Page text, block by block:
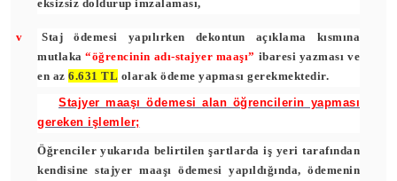
eksizsiz doldurup imzalaması,
v
Staj ödemesi yapılırken dekontun açıklama kısmına
mutlaka“öğrencinin adı-stajyer maaşı” ibaresi yazması ve
en az 6.631 TL olarak ödeme yapması gerekmektedir.
Stajyer maaşı ödemesi alan öğrencilerin yapması
gereken işlemler;
Öğrenciler yukarıda belirtilen şartlarda iş yeri tarafından
kendisine stajyer maaşı ödemesi yapıldığında, ödemenin